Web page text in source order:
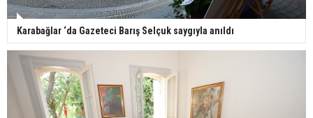
Karabağlar ‘da Gazeteci Barış Selçuk saygıyla anıldı